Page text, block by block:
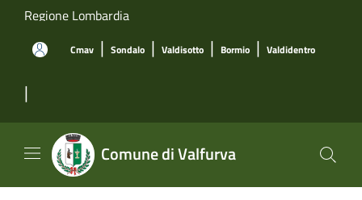
Salta al contenuto principale
Regione Lombardia
Cmav | Sondalo | Valdisotto | Bormio | Valdidentro
|
Comune di Valfurva